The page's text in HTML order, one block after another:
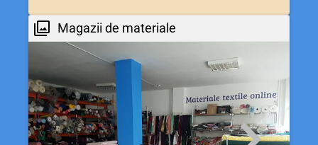
Magazii de materiale